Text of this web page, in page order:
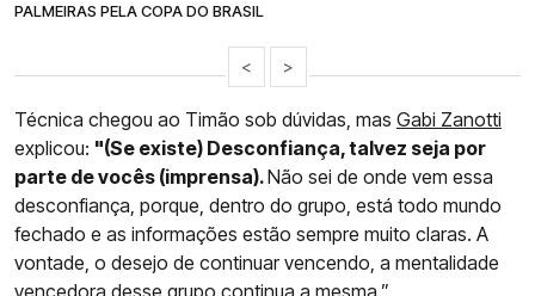
PALMEIRAS PELA COPA DO BRASIL
< >
Técnica chegou ao Timão sob dúvidas, mas Gabi Zanotti
explicou: "(Se existe) Desconfiança, talvez seja por
parte de vocês (imprensa).Não sei de onde vem essa
desconfiança, porque, dentro do grupo, está todo mundo
fechado e as informações estão sempre muito claras. A
vontade, o desejo de continuar vencendo, a mentalidade
vencedora desse grupo continua a mesma.”